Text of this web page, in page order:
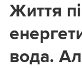
Життя
вода.